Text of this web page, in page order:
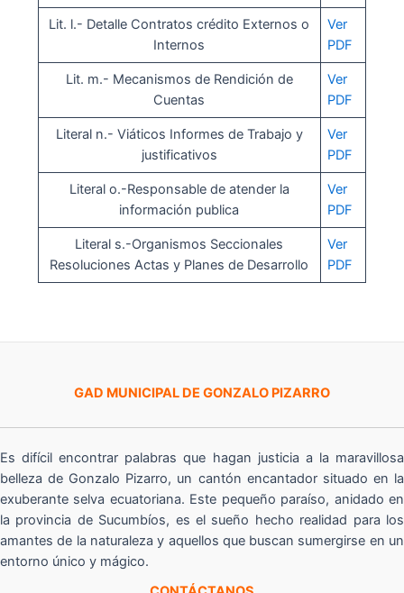
Lit. l.- Detalle Contratos crédito Externos o
Internos
Ver
PDF
Lit. m.- Mecanismos de Rendición de
Cuentas
Ver
PDF
Literal n.- Viáticos Informes de Trabajo y
justificativos
Ver
PDF
Literal o.-Responsable de atender la
información publica
Ver
PDF
Literal s.-Organismos Seccionales
Resoluciones Actas y Planes de Desarrollo
Ver
PDF
GAD MUNICIPAL DE GONZALO PIZARRO
Es difícil encontrar palabras que hagan justicia a la maravillosa
belleza de Gonzalo Pizarro, un cantón encantador situado en la
exuberante selva ecuatoriana. Este pequeño paraíso, anidado en
la provincia de Sucumbíos, es el sueño hecho realidad para los
amantes de la naturaleza y aquellos que buscan sumergirse en un
entorno único y mágico.